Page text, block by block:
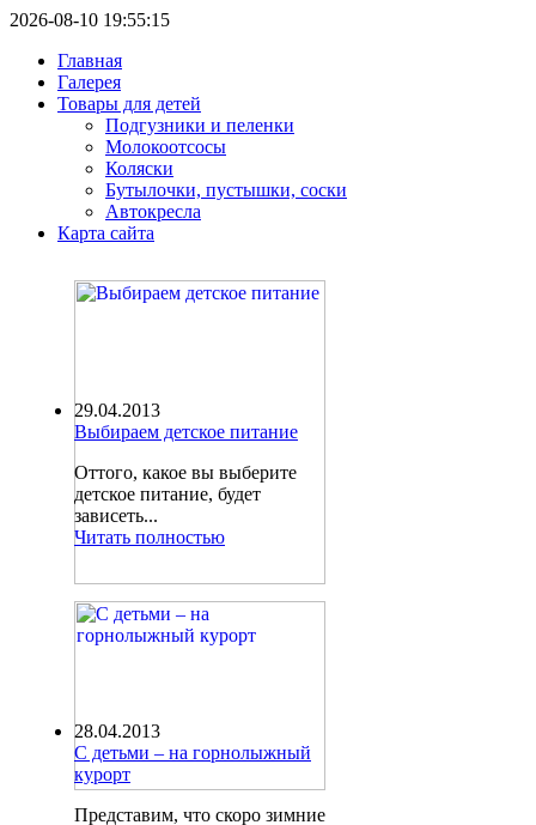
2026-08-10 19:55:15
Главная
Галерея
Товары для детей
Подгузники и пеленки
Молокоотсосы
Коляски
Бутылочки, пустышки, соски
Автокресла
Карта сайта
29.04.2013
Выбираем детское питание
Оттого, какое вы выберите
детское питание, будет
зависеть...
Читать полностью
28.04.2013
С детьми – на горнолыжный
курорт
Представим, что скоро зимние